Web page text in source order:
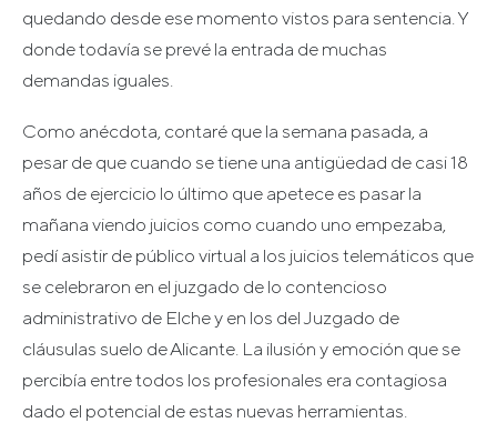
quedando desde ese momento vistos para sentencia. Y
donde todavía se prevé la entrada de muchas
demandas iguales.
Como anécdota, contaré que la semana pasada, a
pesar de que cuando se tiene una antigüedad de casi 18
años de ejercicio lo último que apetece es pasar la
mañana viendo juicios como cuando uno empezaba,
pedí asistir de público virtual a los juicios telemáticos que
se celebraron en el juzgado de lo contencioso
administrativo de Elche y en los del Juzgado de
cláusulas suelo de Alicante. La ilusión y emoción que se
percibía entre todos los profesionales era contagiosa
dado el potencial de estas nuevas herramientas.